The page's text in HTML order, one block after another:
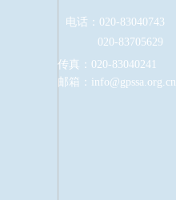
电话：020-83040743
020-83705629
传真：020-83040241
邮箱：info@gpssa.org.cn